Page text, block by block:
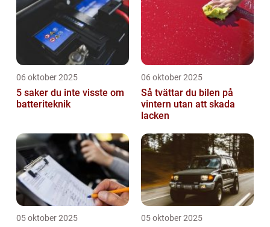
06 oktober 2025
5 saker du inte visste om
batteriteknik
06 oktober 2025
Så tvättar du bilen på
vintern utan att skada
lacken
05 oktober 2025 05 oktober 2025